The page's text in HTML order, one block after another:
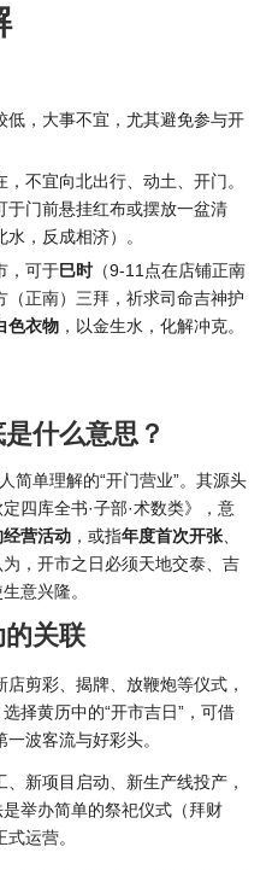
低，大事不宜，尤其避免参与开
不宜向北出行、动土、开门。
于门前悬挂红布或摆放一盆清
，反成相济）。
，可于巳时 （9-11点在店铺正南
（正南）三拜，祈求司命吉神护
色衣物 ，以金生水，化解冲克。
什么意思？
简单理解的“开门营业”。其源头
四库全书·子部·术数类》，意
营活动 ，或指年度首次开张、
为，开市之日必须天地交泰、吉
意兴隆。
关联
店剪彩、揭牌、放鞭炮等仪式，
择黄历中的“开市吉日”，可借
波客流与好彩头。
、新项目启动、新生产线投产，
举办简单的祭祀仪式（拜财
运营。